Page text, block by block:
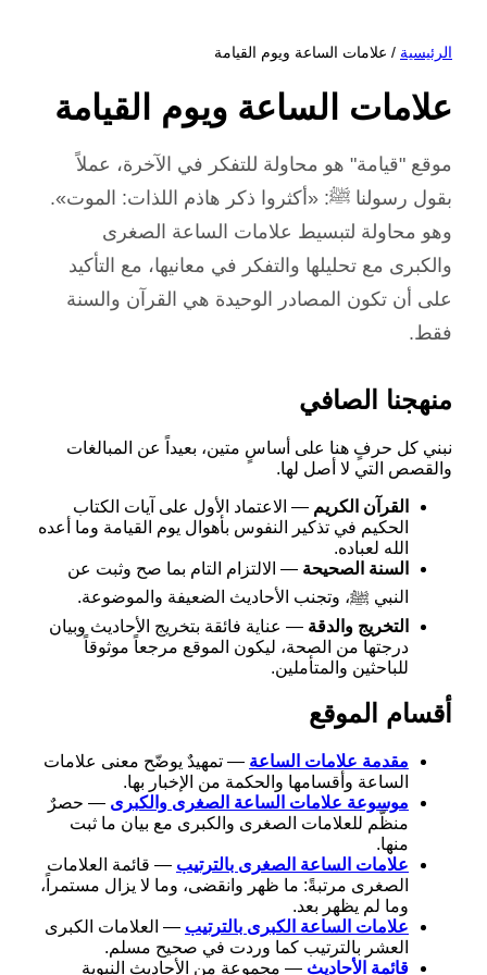
الرئيسية / علامات الساعة ويوم القيامة
علامات الساعة ويوم القيامة
موقع "قيامة" هو محاولة للتفكر في الآخرة، عملاً
بقول رسولنا ﷺ: «أكثروا ذكر هاذم اللذات: الموت».
وهو محاولة لتبسيط علامات الساعة الصغرى
والكبرى مع تحليلها والتفكر في معانيها، مع التأكيد
على أن تكون المصادر الوحيدة هي القرآن والسنة
فقط.
منهجنا الصافي
نبني كل حرفٍ هنا على أساسٍ متين، بعيداً عن المبالغات
والقصص التي لا أصل لها.
القرآن الكريم — الاعتماد الأول على آيات الكتاب
الحكيم في تذكير النفوس بأهوال يوم القيامة وما أعده
الله لعباده.
السنة الصحيحة — الالتزام التام بما صح وثبت عن
النبي ﷺ، وتجنب الأحاديث الضعيفة والموضوعة.
التخريج والدقة — عناية فائقة بتخريج الأحاديث وبيان
درجتها من الصحة، ليكون الموقع مرجعاً موثوقاً
للباحثين والمتأملين.
أقسام الموقع
مقدمة علامات الساعة — تمهيدٌ يوضّح معنى علامات
الساعة وأقسامها والحكمة من الإخبار بها.
موسوعة علامات الساعة الصغرى والكبرى — حصرٌ
منظّم للعلامات الصغرى والكبرى مع بيان ما ثبت
منها.
علامات الساعة الصغرى بالترتيب — قائمة العلامات
الصغرى مرتبةً: ما ظهر وانقضى، وما لا يزال مستمراً،
وما لم يظهر بعد.
علامات الساعة الكبرى بالترتيب — العلامات الكبرى
العشر بالترتيب كما وردت في صحيح مسلم.
قائمة الأحاديث — مجموعة من الأحاديث النبوية